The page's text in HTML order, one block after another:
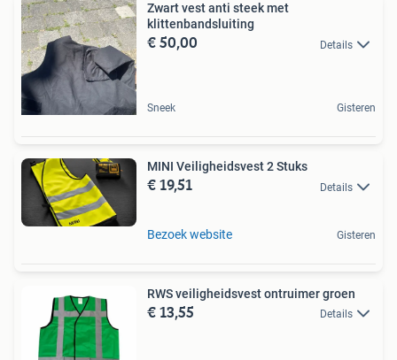
Zwart vest anti steek met
klittenbandsluiting
€ 50,00 Details
Sneek Gisteren
MINI Veiligheidsvest 2 Stuks
€ 19,51 Details
Bezoek website Gisteren
RWS veiligheidsvest ontruimer groen
€ 13,55 Details